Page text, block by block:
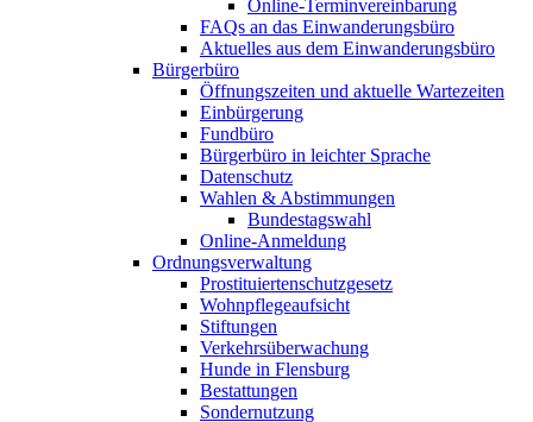
Online-Terminvereinbarung
FAQs an das Einwanderungsbüro
Aktuelles aus dem Einwanderungsbüro
Bürgerbüro
Öffnungszeiten und aktuelle Wartezeiten
Einbürgerung
Fundbüro
Bürgerbüro in leichter Sprache
Datenschutz
Wahlen & Abstimmungen
Bundestagswahl
Online-Anmeldung
Ordnungsverwaltung
Prostituiertenschutzgesetz
Wohnpflegeaufsicht
Stiftungen
Verkehrsüberwachung
Hunde in Flensburg
Bestattungen
Sondernutzung